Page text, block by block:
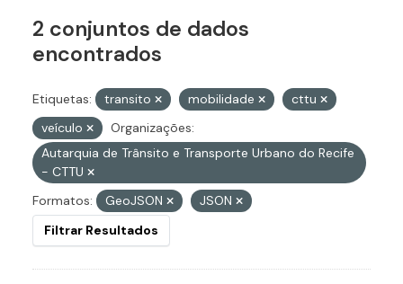
2 conjuntos de dados
encontrados
Etiquetas: transito mobilidade
cttu
veículo
Organizações:
Autarquia de Trânsito e Transporte Urbano do Recife
- CTTU
Formatos:
GeoJSON
JSON
Filtrar Resultados